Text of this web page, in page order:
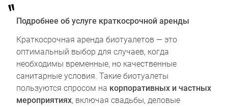
Подробнее об услуге краткосрочной аренды
Краткосрочная аренда биотуалетов — это
оптимальный выбор для случаев, когда
необходимы временные, но качественные
санитарные условия. Такие биотуалеты
пользуются спросом на корпоративных и частных
мероприятиях, включая свадьбы, деловые